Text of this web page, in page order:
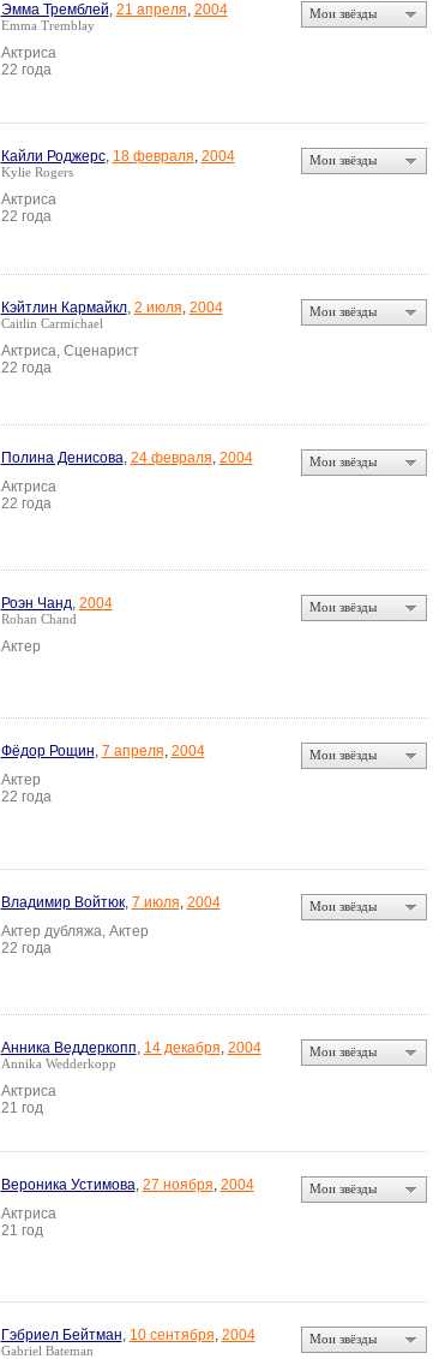
Эмма Тремблей, 21 апреля, 2004
Emma Tremblay
Актриса
22 года
Мои звёзды
Кайли Роджерс, 18 февраля, 2004
Kylie Rogers
Актриса
22 года
Мои звёзды
Кэйтлин Кармайкл, 2 июля, 2004
Caitlin Carmichael
Актриса, Сценарист
22 года
Мои звёзды
Полина Денисова, 24 февраля, 2004
Актриса
22 года
Мои звёзды
Роэн Чанд, 2004
Rohan Chand
Актер
Мои звёзды
Фёдор Рощин, 7 апреля, 2004
Актер
22 года
Мои звёзды
Владимир Войтюк, 7 июля, 2004
Актер дубляжа, Актер
22 года
Мои звёзды
Анника Веддеркопп, 14 декабря, 2004
Annika Wedderkopp
Актриса
21 год
Мои звёзды
Вероника Устимова, 27 ноября, 2004
Актриса
21 год
Мои звёзды
Гэбриел Бейтман, 10 сентября, 2004
Gabriel Bateman
Мои звёзды